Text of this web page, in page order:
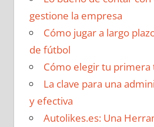
gestione la empresa
Cómo jugar a largo
de fútbol
Cómo elegir tu
La clave para una
y efectiva
Autolikes.es: Una